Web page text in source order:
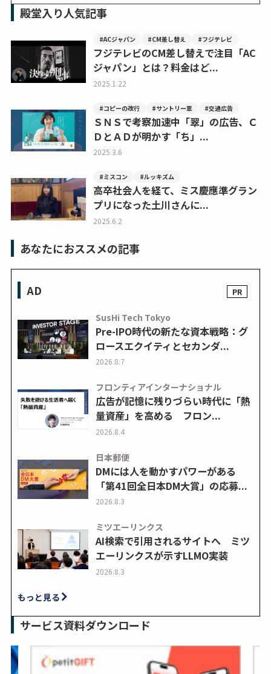
殿堂入り人気記事
#ACジャパン #CM差し替え #フジテレビ
フジテレビのCM差し替えで注目「AC
ジャパン」とは？料金はど...
2025.1.22
#コピーの改行 #サントリー翠 #交通広告
ＳＮＳで考察加速中「翠」の広告、Ｃ
ＤとＡＤが明かす「ち」...
2025.3.6
#ミスコン #ルッキズム
高卒社会人を経て、ミス慶應準グラン
プリになった土川さんに...
2025.6.2
あなたにおススメの記事
AD
SusHi Tech Tokyo
Pre-IPO時代の新たな資本戦略：グ
ロースエクイティとセカンダ...
2026.8.7
フロンティアインターナショナル
広告が記憶に残りづらい時代に「熱
量資産」を高める フロン...
2026.8.4
日本郵便
DMには人を動かすパワーがある
「第41回全日本DM大賞」の応募...
2026.8.3
ミツエーリンクス
AI検索で引用されるサイトへ ミツ
エーリンクスが示すLLMO実装
2026.8.3
もっと見る
サービス資料ダウンロード